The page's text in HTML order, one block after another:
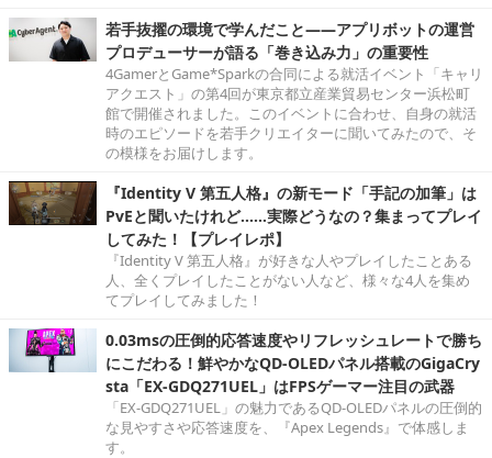
若手抜擢の環境で学んだこと――アプリボットの運営
プロデューサーが語る「巻き込み力」の重要性
4GamerとGame*Sparkの合同による就活イベント「キャリ
アクエスト」の第4回が東京都立産業貿易センター浜松町
館で開催されました。このイベントに合わせ、自身の就活
時のエピソードを若手クリエイターに聞いてみたので、そ
の模様をお届けします。
『Identity V 第五人格』の新モード「手記の加筆」は
PvEと聞いたけれど……実際どうなの？集まってプレイ
してみた！【プレイレポ】
『Identity V 第五人格』が好きな人やプレイしたことある
人、全くプレイしたことがない人など、様々な4人を集め
てプレイしてみました！
0.03msの圧倒的応答速度やリフレッシュレートで勝ち
にこだわる！鮮やかなQD-OLEDパネル搭載のGigaCry
sta「EX-GDQ271UEL」はFPSゲーマー注目の武器
「EX-GDQ271UEL」の魅力であるQD-OLEDパネルの圧倒的
な見やすさや応答速度を、『Apex Legends』で体感しま
す。